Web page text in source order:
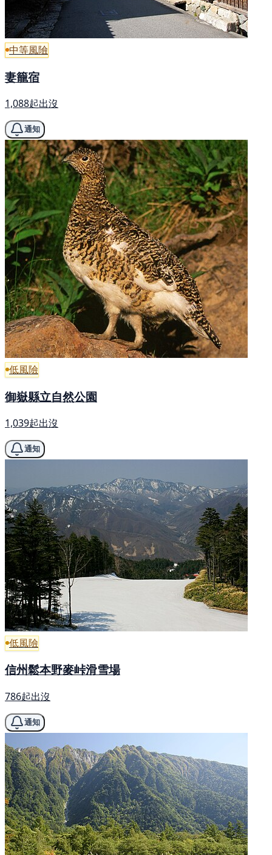
中等風險
妻籠宿
1,088起出沒
通知
低風險
御嶽縣立自然公園
1,039起出沒
通知
低風險
信州鬆本野麥峠滑雪場
786起出沒
通知